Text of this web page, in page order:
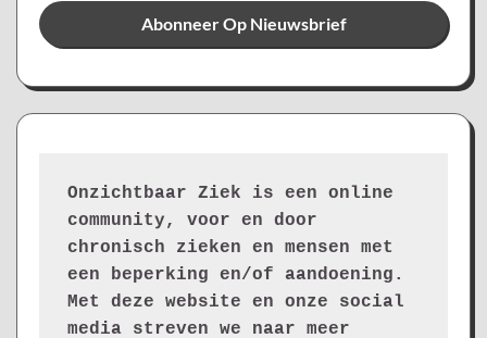
Onzichtbaar Ziek is een online
community, voor en door
chronisch zieken en mensen met
een beperking en/of aandoening.
Met deze website en onze social
media streven we naar meer